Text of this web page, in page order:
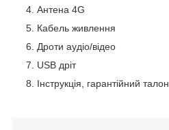
Антена 4G
Кабель живлення
Дроти аудіо/відео
USB дріт
Інструкція, гарантійний талон